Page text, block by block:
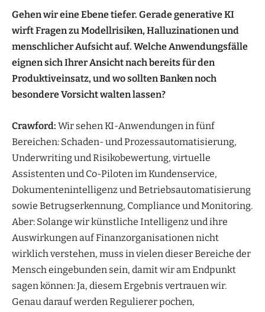
Gehen wir eine Ebene tiefer. Gerade generative KI
wirft Fragen zu Modellrisiken, Halluzinationen und
menschlicher Aufsicht auf. Welche Anwendungsfälle
eignen sich Ihrer Ansicht nach bereits für den
Produktiveinsatz, und wo sollten Banken noch
besondere Vorsicht walten lassen?
Crawford: Wir sehen KI-Anwendungen in fünf
Bereichen: Schaden- und Prozessautomatisierung,
Underwriting und Risikobewertung, virtuelle
Assistenten und Co-Piloten im Kundenservice,
Dokumentenintelligenz und Betriebsautomatisierung
sowie Betrugserkennung, Compliance und Monitoring.
Aber: Solange wir künstliche Intelligenz und ihre
Auswirkungen auf Finanzorganisationen nicht
wirklich verstehen, muss in vielen dieser Bereiche der
Mensch eingebunden sein, damit wir am Endpunkt
sagen können: Ja, diesem Ergebnis vertrauen wir.
Genau darauf werden Regulierer pochen,